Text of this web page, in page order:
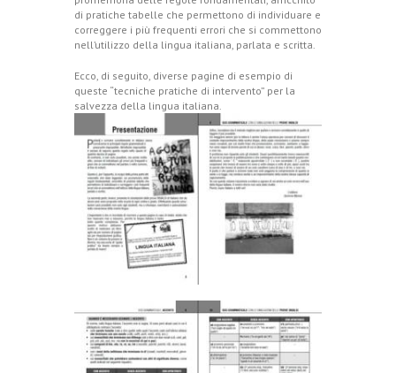
di pratiche tabelle che permettono di individuare e
correggere i più frequenti errori che si commettono
nell’utilizzo della lingua italiana, parlata e scritta.
Ecco, di seguito, diverse pagine di esempio di
queste “tecniche pratiche di intervento” per la
salvezza della lingua italiana.